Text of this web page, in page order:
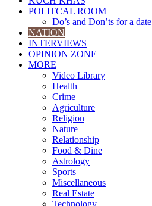
POLITCAL ROOM
Do’s and Don’ts for a date
NATION
INTERVIEWS
OPINION ZONE
MORE
Video Library
Health
Crime
Agriculture
Religion
Nature
Relationship
Food & Dine
Astrology
Sports
Miscellaneous
Real Estate
Technology